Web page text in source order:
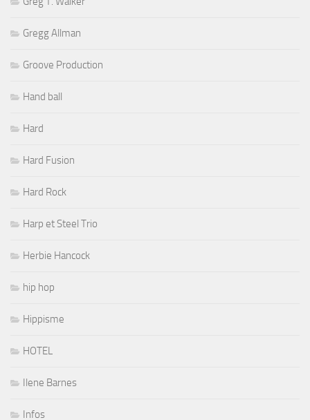
Gregg Allman
Groove Production
Hand ball
Hard
Hard Fusion
Hard Rock
Harp et Steel Trio
Herbie Hancock
hip hop
Hippisme
HOTEL
Ilene Barnes
Infos